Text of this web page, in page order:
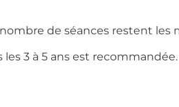
de séances restent
3 à 5 ans est recommandée.